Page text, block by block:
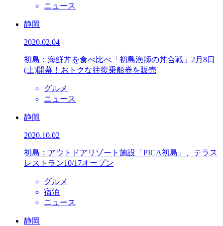
ニュース
静岡
2020.02.04
初島：海鮮丼を食べ比べ「初島漁師の丼合戦」2月8日
(土)開幕！おトクな往復乗船券を販売
グルメ
ニュース
静岡
2020.10.02
初島：アウトドアリゾート施設「PICA初島」、テラス
レストラン10/17オープン
グルメ
宿泊
ニュース
静岡